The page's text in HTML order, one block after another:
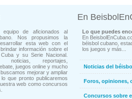
equipo de aficionados al
Nos propusimos la
esta web con el
información sobre el
y su Serie Nacional.
noticias, reportajes,
juegos online y mucho
mejorar y ampliar
que pronto publicaremos
web como concursos
En
Lo que puedes
En
béisbol cubano,
los juegos y más...
Noticias del
Foros, opiniones,
Concursos sobre